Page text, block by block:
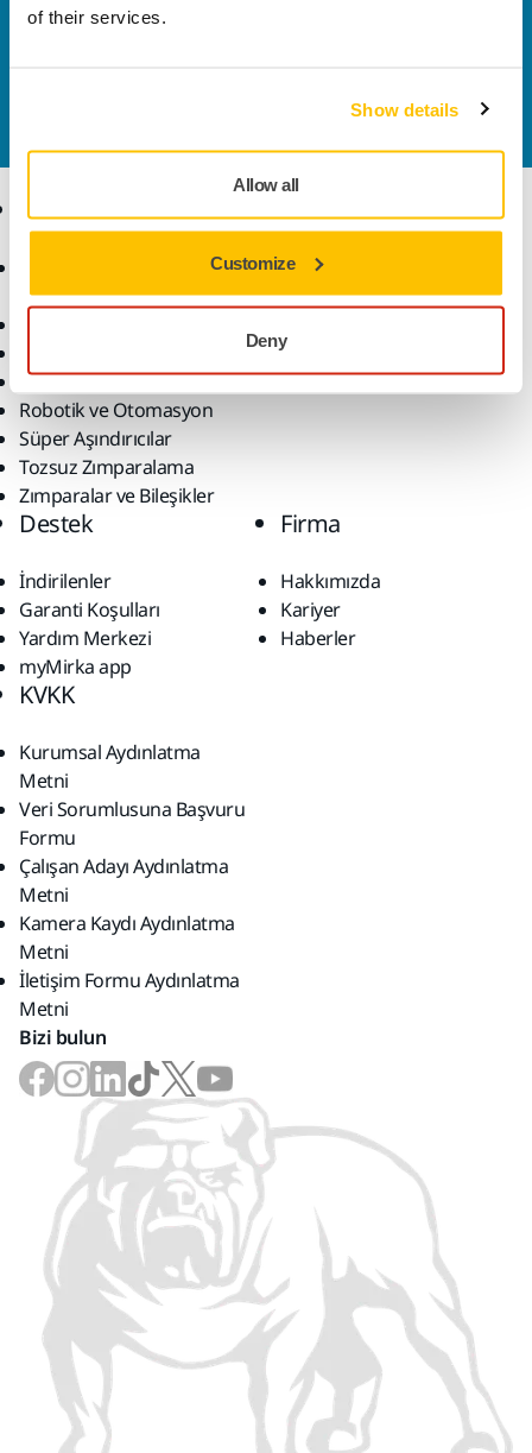
of their services.
Show details
Allow all
Customize
Deny
Ürünler
Malzemeler
Öne Çıkanlar
Robotik ve Otomasyon
Süper Aşındırıcılar
Tozsuz Zımparalama
Zımparalar ve Bileşikler
Uzmanlık
Sektörler
Uygulamalar
Destek
İndirilenler
Garanti Koşulları
Yardım Merkezi
myMirka app
Firma
Hakkımızda
Kariyer
Haberler
KVKK
Kurumsal Aydınlatma
Metni
Veri Sorumlusuna Başvuru
Formu
Çalışan Adayı Aydınlatma
Metni
Kamera Kaydı Aydınlatma
Metni
İletişim Formu Aydınlatma
Metni
Bizi bulun